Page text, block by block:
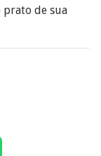
prato de sua